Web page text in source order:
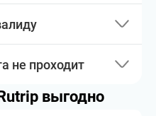
не проходит
выгодно